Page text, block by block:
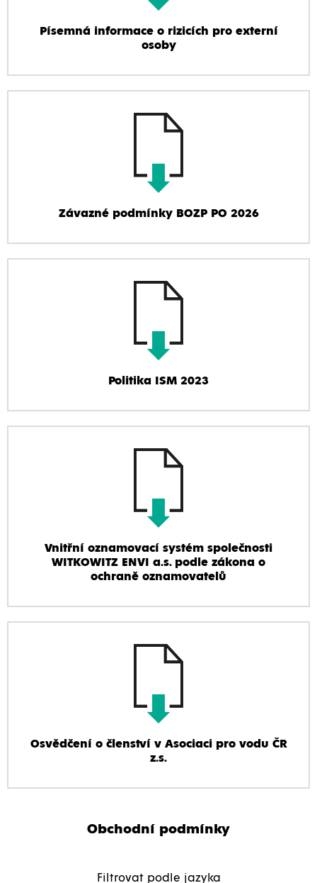
Písemná informace o rizicích pro externí
osoby
Závazné podmínky BOZP PO 2026
Politika ISM 2023
Vnitřní oznamovací systém společnosti
WITKOWITZ ENVI a.s. podle zákona o
ochraně oznamovatelů
Osvědčení o členství v Asociaci pro vodu ČR
z.s.
Obchodní podmínky
Filtrovat podle jazyka